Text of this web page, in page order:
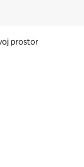
prostor